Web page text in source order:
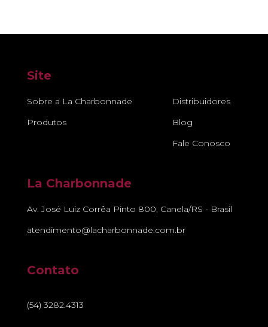
Site
Sobre a La Charbonnade
Produtos
Distribuidores
Blog
Fale Conosco
La Charbonnade
Av. José Luiz Corrêa Pinto 800, Canela/RS - Brasil
atendimento@lacharbonnade.com.br
Contato
(54) 3282.4313